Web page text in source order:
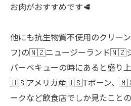
お肉がおすすめです🥩
他にも抗生物質不使用のクリー
フ)の🇳🇿ニュージーランド🇳🇿
バーベキューの時にあると盛り
🇺🇸アメリカ産🇺🇸Tボーン、
ークなど飲食店でしか見たこと